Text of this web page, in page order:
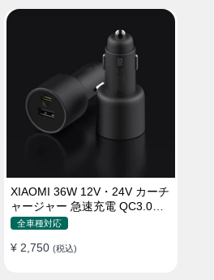
XIAOMI 36W 12V・24V カーチ
ャージャー 急速充電 QC3.0
LEDライト コンパクト 車載充
全車種対応
¥ 2,750 (税込)